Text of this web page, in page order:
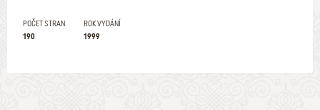
POČET STRAN
190
ROK VYDÁNÍ
1999